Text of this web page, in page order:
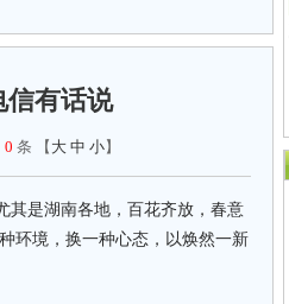
信有话说
0 条 【 大 中 小】
是湖南各地，百花齐放，春意
环境，换一种心态，以焕然一新